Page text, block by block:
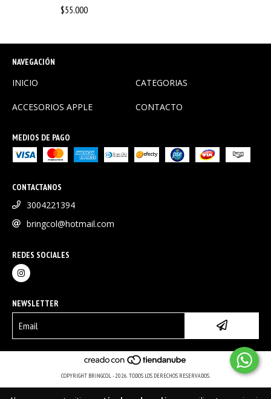
$55.000
NAVEGACIÓN
INICIO CATEGORIAS
ACCESORIOS APPLE CONTACTO
MEDIOS DE PAGO
CONTACTANOS
3004221394
bringcol@hotmail.com
REDES SOCIALES
NEWSLETTER
COPYRIGHT BRINGCOL - 2026. TODOS LOS DERECHOS RESERVADOS.